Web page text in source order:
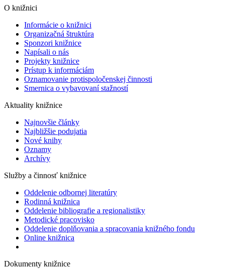
O knižnici
Informácie o knižnici
Organizačná štruktúra
Sponzori knižnice
Napísali o nás
Projekty knižnice
Prístup k informáciám
Oznamovanie protispoločenskej činnosti
Smernica o vybavovaní stažností
Aktuality knižnice
Najnovšie články
Najbližšie podujatia
Nové knihy
Oznamy
Archívy
Služby a činnosť knižnice
Oddelenie odbornej literatúry
Rodinná knižnica
Oddelenie bibliografie a regionalistiky
Metodické pracovisko
Oddelenie doplňovania a spracovania knižného fondu
Online knižnica
Dokumenty knižnice